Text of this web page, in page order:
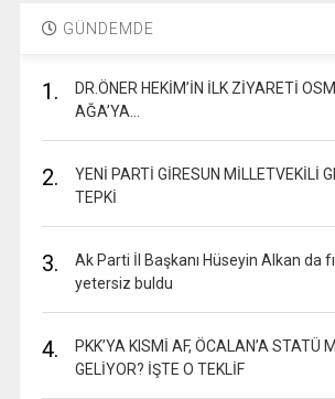
GÜNDEMDE
1.
DR.ÖNER HEKİM’İN İLK ZİYARETİ
AĞA’YA…
2.
YENİ PARTİ GİRESUN MİLLETVEKİLİ
TEPKİ
3.
Ak Parti İl Başkanı Hüseyin Alkan da
yetersiz buldu
4.
PKK’YA KISMİ AF, ÖCALAN’A STATÜ
GELİYOR? İŞTE O TEKLİF